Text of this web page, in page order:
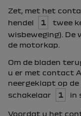
Zet, met het
hendel
1 twee
wisbeweging). De
de motorkap.
Om de bladen
u er met contact
neergeklapt op
schakelaar
1 in
Voordat u het